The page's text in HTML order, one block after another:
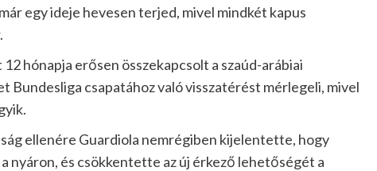
egy ideje hevesen terjed, mivel mindkét kapus
hónapja erősen összekapcsolt a szaúd-arábiai
Bundesliga csapatához való visszatérést mérlegeli, mivel
ellenére Guardiola nemrégiben kijelentette, hogy
nyáron, és csökkentette az új érkező lehetőségét a